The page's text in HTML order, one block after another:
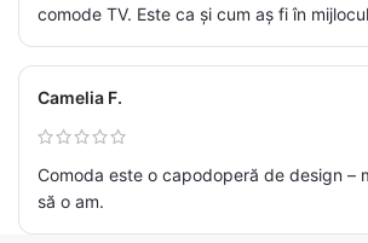
comode TV. Este ca și cum aș fi în
Camelia F.
Comoda este o capodoperă de design –
să o am.